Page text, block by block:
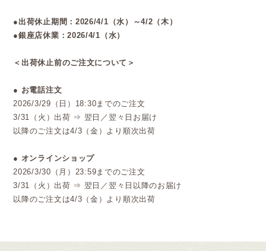
●出荷休止期間：2026/4/1（水）～4/2（木）
●銀座店休業：2026/4/1（水）
＜出荷休止前のご注文について＞
● お電話注文
2026/3/29（日）18:30までのご注文
3/31（火）出荷 ⇒ 翌日／翌々日お届け
以降のご注文は4/3（金）より順次出荷
● オンラインショップ
2026/3/30（月）23:59までのご注文
3/31（火）出荷 ⇒ 翌日／翌々日以降のお届け
以降のご注文は4/3（金）より順次出荷